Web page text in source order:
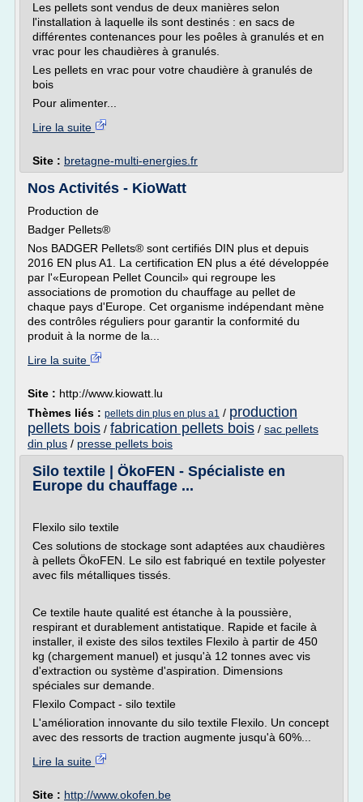
Les pellets sont vendus de deux manières selon
l'installation à laquelle ils sont destinés : en sacs de
différentes contenances pour les poêles à granulés et en
vrac pour les chaudières à granulés.
Les pellets en vrac pour votre chaudière à granulés de
bois
Pour alimenter...
Lire la suite
Site : bretagne-multi-energies.fr
Nos Activités - KioWatt
Production de
Badger Pellets®
Nos BADGER Pellets® sont certifiés DIN plus et depuis
2016 EN plus A1. La certification EN plus a été développée
par l'«European Pellet Council» qui regroupe les
associations de promotion du chauffage au pellet de
chaque pays d'Europe. Cet organisme indépendant mène
des contrôles réguliers pour garantir la conformité du
produit à la norme de la...
Lire la suite
Site : http://www.kiowatt.lu
Thèmes liés : pellets din plus en plus a1 / production
pellets bois / fabrication pellets bois / sac pellets
din plus / presse pellets bois
Silo textile | ÖkoFEN - Spécialiste en
Europe du chauffage ...
Flexilo silo textile
Ces solutions de stockage sont adaptées aux chaudières
à pellets ÖkoFEN. Le silo est fabriqué en textile polyester
avec fils métalliques tissés.
Ce textile haute qualité est étanche à la poussière,
respirant et durablement antistatique. Rapide et facile à
installer, il existe des silos textiles Flexilo à partir de 450
kg (chargement manuel) et jusqu'à 12 tonnes avec vis
d'extraction ou système d'aspiration. Dimensions
spéciales sur demande.
Flexilo Compact - silo textile
L'amélioration innovante du silo textile Flexilo. Un concept
avec des ressorts de traction augmente jusqu'à 60%...
Lire la suite
Site : http://www.okofen.be